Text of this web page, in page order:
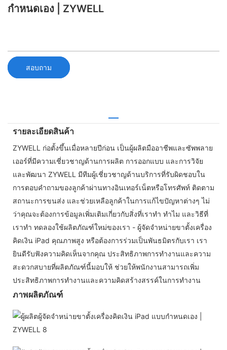
กำหนดเอง | ZYWELL
สอบถาม
รายละเอียดสินค้า
ZYWELL ก่อตั้งขึ้นเมื่อหลายปีก่อน เป็นผู้ผลิตมืออาชีพและซัพพลาย
เออร์ที่มีความเชี่ยวชาญด้านการผลิต การออกแบบ และการวิจัย
และพัฒนา ZYWELL มีทีมผู้เชี่ยวชาญด้านบริการที่รับผิดชอบใน
การตอบคำถามของลูกค้าผ่านทางอินเทอร์เน็ตหรือโทรศัพท์ ติดตาม
สถานะการขนส่ง และช่วยเหลือลูกค้าในการแก้ไขปัญหาต่างๆ ไม่
ว่าคุณจะต้องการข้อมูลเพิ่มเติมเกี่ยวกับสิ่งที่เราทำ ทำไม และวิธีที่
เราทำ ทดลองใช้ผลิตภัณฑ์ใหม่ของเรา - ผู้จัดจำหน่ายขาตั้งเครื่อง
คิดเงิน iPad คุณภาพสูง หรือต้องการร่วมเป็นพันธมิตรกับเรา เรา
ยินดีรับฟังความคิดเห็นจากคุณ ประสิทธิภาพการทำงานและความ
สะดวกสบายที่ผลิตภัณฑ์นี้มอบให้ ช่วยให้พนักงานสามารถเพิ่ม
ประสิทธิภาพการทำงานและความคิดสร้างสรรค์ในการทำงาน
ภาพผลิตภัณฑ์